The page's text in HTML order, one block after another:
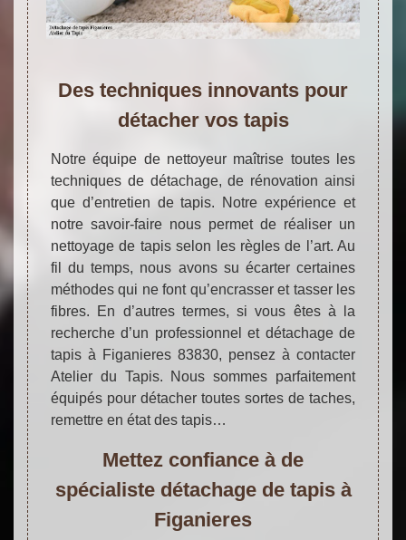
Des techniques innovants pour
détacher vos tapis
Notre équipe de nettoyeur maîtrise toutes les
techniques de détachage, de rénovation ainsi
que d’entretien de tapis. Notre expérience et
notre savoir-faire nous permet de réaliser un
nettoyage de tapis selon les règles de l’art. Au
fil du temps, nous avons su écarter certaines
méthodes qui ne font qu’encrasser et tasser les
fibres. En d’autres termes, si vous êtes à la
recherche d’un professionnel et détachage de
tapis à Figanieres 83830, pensez à contacter
Atelier du Tapis. Nous sommes parfaitement
équipés pour détacher toutes sortes de taches,
remettre en état des tapis…
Mettez confiance à de
spécialiste détachage de tapis à
Figanieres